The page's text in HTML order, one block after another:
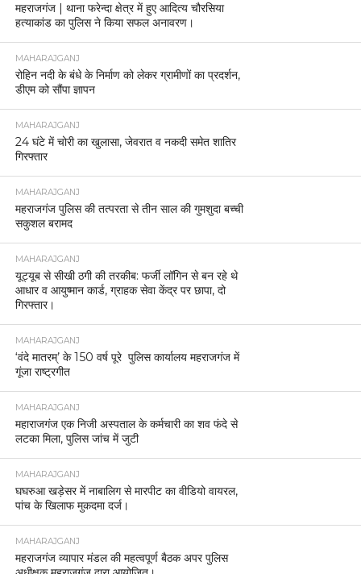
महराजगंज | थाना फरेन्दा क्षेत्र में हुए आदित्य चौरसिया
हत्याकांड का पुलिस ने किया सफल अनावरण।
MAHARAJGANJ
रोहिन नदी के बंधे के निर्माण को लेकर ग्रामीणों का प्रदर्शन,
डीएम को सौंपा ज्ञापन
MAHARAJGANJ
24 घंटे में चोरी का खुलासा, जेवरात व नकदी समेत शातिर
गिरफ्तार
MAHARAJGANJ
महराजगंज पुलिस की तत्परता से तीन साल की गुमशुदा बच्ची
सकुशल बरामद
MAHARAJGANJ
यूट्यूब से सीखी ठगी की तरकीब: फर्जी लॉगिन से बन रहे थे
आधार व आयुष्मान कार्ड, ग्राहक सेवा केंद्र पर छापा, दो
गिरफ्तार।
MAHARAJGANJ
‘वंदे मातरम्’ के 150 वर्ष पूरे पुलिस कार्यालय महराजगंज में
गूंजा राष्ट्रगीत
MAHARAJGANJ
महाराजगंज एक निजी अस्पताल के कर्मचारी का शव फंदे से
लटका मिला, पुलिस जांच में जुटी
MAHARAJGANJ
घघरुआ खड़ेसर में नाबालिग से मारपीट का वीडियो वायरल,
पांच के खिलाफ मुकदमा दर्ज।
MAHARAJGANJ
महराजगंज व्यापार मंडल की महत्वपूर्ण बैठक अपर पुलिस